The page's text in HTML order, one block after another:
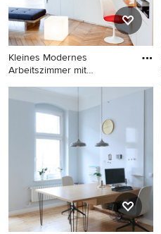
Kleines Modernes
Arbeitszimmer mit
Kleines Modernes
Arbeitszimmer mit
Arbeitsplatz, weißer
Wandfarbe, hellem
Holzboden und Einbau-
Schreibtisch in Paris